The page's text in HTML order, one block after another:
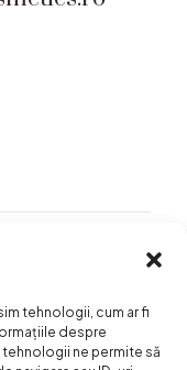
tehnologii, cum ar fi
despre
ne permite să